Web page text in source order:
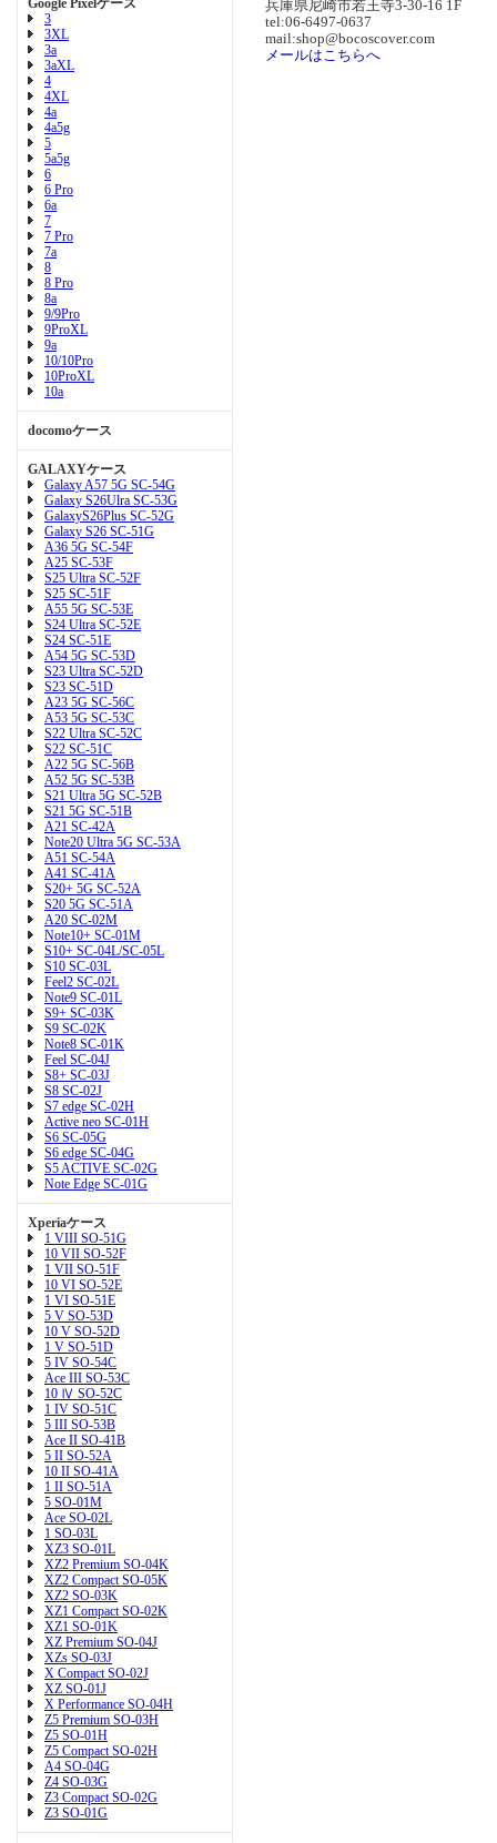
Google Pixelケース
3
3XL
3a
3aXL
4
4XL
4a
4a5g
5
5a5g
6
6 Pro
6a
7
7 Pro
7a
8
8 Pro
8a
9/9Pro
9ProXL
9a
10/10Pro
10ProXL
10a
docomoケース
GALAXYケース
Galaxy A57 5G SC-54G
Galaxy S26Ulra SC-53G
GalaxyS26Plus SC-52G
Galaxy S26 SC-51G
A36 5G SC-54F
A25 SC-53F
S25 Ultra SC-52F
S25 SC-51F
A55 5G SC-53E
S24 Ultra SC-52E
S24 SC-51E
A54 5G SC-53D
S23 Ultra SC-52D
S23 SC-51D
A23 5G SC-56C
A53 5G SC-53C
S22 Ultra SC-52C
S22 SC-51C
A22 5G SC-56B
A52 5G SC-53B
S21 Ultra 5G SC-52B
S21 5G SC-51B
A21 SC-42A
Note20 Ultra 5G SC-53A
A51 SC-54A
A41 SC-41A
S20+ 5G SC-52A
S20 5G SC-51A
A20 SC-02M
Note10+ SC-01M
S10+ SC-04L/SC-05L
S10 SC-03L
Feel2 SC-02L
Note9 SC-01L
S9+ SC-03K
S9 SC-02K
Note8 SC-01K
Feel SC-04J
S8+ SC-03J
S8 SC-02J
S7 edge SC-02H
Active neo SC-01H
S6 SC-05G
S6 edge SC-04G
S5 ACTIVE SC-02G
Note Edge SC-01G
Xperiaケース
1 VIII SO-51G
10 VII SO-52F
1 VII SO-51F
10 VI SO-52E
1 VI SO-51E
5 V SO-53D
10 V SO-52D
1 V SO-51D
5 IV SO-54C
Ace III SO-53C
10 Ⅳ SO-52C
1 IV SO-51C
5 III SO-53B
Ace II SO-41B
5 II SO-52A
10 II SO-41A
1 II SO-51A
5 SO-01M
Ace SO-02L
1 SO-03L
XZ3 SO-01L
XZ2 Premium SO-04K
XZ2 Compact SO-05K
XZ2 SO-03K
XZ1 Compact SO-02K
XZ1 SO-01K
XZ Premium SO-04J
XZs SO-03J
X Compact SO-02J
XZ SO-01J
X Performance SO-04H
Z5 Premium SO-03H
Z5 SO-01H
Z5 Compact SO-02H
A4 SO-04G
Z4 SO-03G
Z3 Compact SO-02G
Z3 SO-01G
兵庫県尼崎市若王寺3-30-16 1F
tel:06-6497-0637
mail:shop@bocoscover.com
メールはこちらへ